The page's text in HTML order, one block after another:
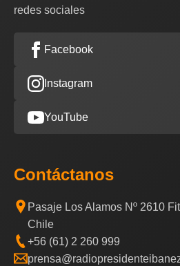
redes sociales
Facebook
Instagram
YouTube
Contáctanos
Pasaje Los Alamos Nº 2610
Chile
+56 (61) 2 260 999